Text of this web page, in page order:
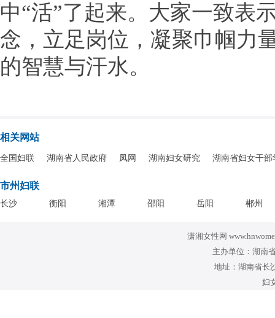
中“活”了起来。大家一致表
念，立足岗位，凝聚巾帼力
的智慧与汗水。
相关网站
全国妇联 湖南省人民政府 凤网 湖南妇女研究 湖南省妇女干部
市州妇联
长沙 衡阳 湘潭 邵阳 岳阳 郴州
潇湘女性网
主办单位：湖南
地址：湖南省长
妇